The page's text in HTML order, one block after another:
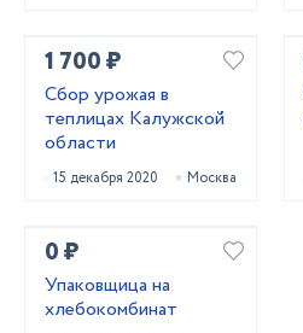
1 700 ₽
Сбор урожая в
теплицах Калужской
области
15 декабря 2020 Москва
0 ₽
Упаковщица на
хлебокомбинат